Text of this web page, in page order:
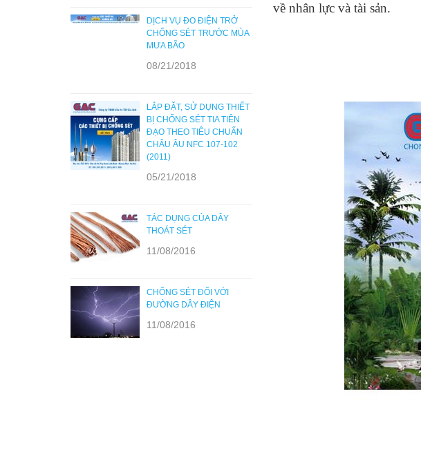
về nhân lực và tài sản.
DỊCH VỤ ĐO ĐIỆN TRỞ
CHỐNG SÉT TRƯỚC MÙA
MƯA BÃO
08/21/2018
LẮP ĐẶT, SỬ DỤNG THIẾT
BỊ CHỐNG SÉT TIA TIÊN
ĐẠO THEO TIÊU CHUẨN
CHÂU ÂU NFC 107-102
(2011)
05/21/2018
TÁC DỤNG CỦA DÂY
THOÁT SÉT
11/08/2016
CHỐNG SÉT ĐỐI VỚI
ĐƯỜNG DÂY ĐIỆN
11/08/2016